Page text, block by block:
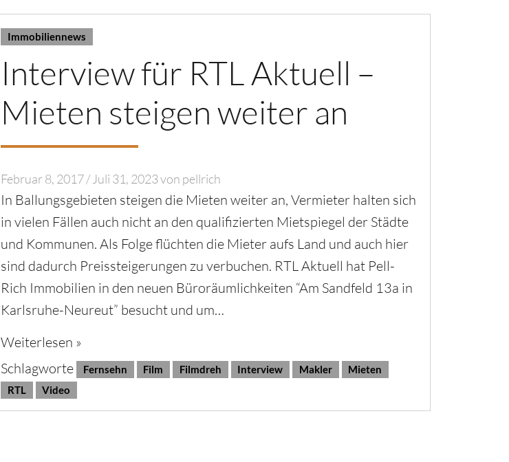
Immobiliennews
Interview für RTL Aktuell –
Mieten steigen weiter an
Februar 8, 2017/ Juli 31, 2023von pellrich
In Ballungsgebieten steigen die Mieten weiter an, Vermieter halten sich
in vielen Fällen auch nicht an den qualifizierten Mietspiegel der Städte
und Kommunen. Als Folge flüchten die Mieter aufs Land und auch hier
sind dadurch Preissteigerungen zu verbuchen. RTL Aktuell hat Pell-
Rich Immobilien in den neuen Büroräumlichkeiten “Am Sandfeld 13a in
Karlsruhe-Neureut” besucht und um…
Weiterlesen »
Schlagworte
Fernsehn Film Filmdreh Interview Makler
Mieten
RTL
Video